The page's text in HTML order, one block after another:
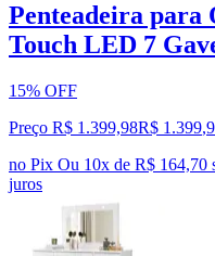
Penteadeira para
Touch LED 7
15% OFF
Preço R$ 1.399,98R$ 1.399,
no Pix Ou 10x de R$ 164,70
juros